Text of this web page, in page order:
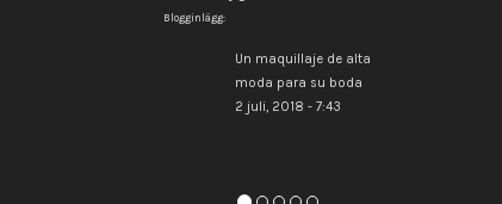
Blogginlägg:
Un maquillaje de alta
moda para su boda
2 juli, 2018 - 7:43